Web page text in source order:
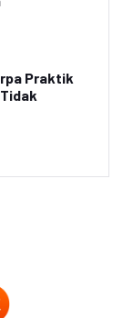
Praktik